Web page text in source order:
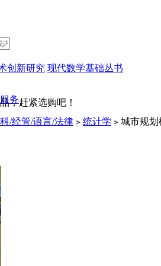
创新研究 现代数学基础丛书
，赶紧选购吧！
务
/经管/语言/法律 > 统计学 > 城市规划